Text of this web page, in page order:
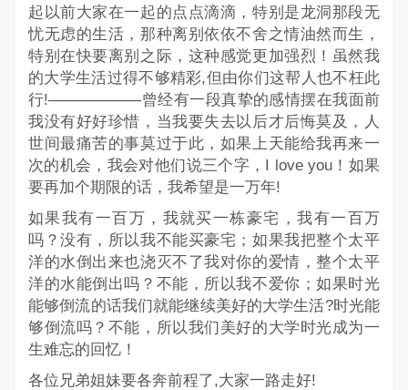
起以前大家在一起的点点滴滴，特别是龙洞那段无
忧无虑的生活，那种离别依依不舍之情油然而生，
特别在快要离别之际，这种感觉更加强烈！虽然我
的大学生活过得不够精彩,但由你们这帮人也不枉此
行!――――――曾经有一段真挚的感情摆在我面前
我没有好好珍惜，当我要失去以后才后悔莫及，人
世间最痛苦的事莫过于此，如果上天能给我再来一
次的机会，我会对他们说三个字，I love you！如果
要再加个期限的话，我希望是一万年!
如果我有一百万，我就买一栋豪宅，我有一百万
吗？没有，所以我不能买豪宅；如果我把整个太平
洋的水倒出来也浇灭不了我对你的爱情，整个太平
洋的水能倒出吗？不能，所以我不爱你；如果时光
能够倒流的话我们就能继续美好的大学生活?时光能
够倒流吗？不能，所以我们美好的大学时光成为一
生难忘的回忆！
各位兄弟姐妹要各奔前程了,大家一路走好!